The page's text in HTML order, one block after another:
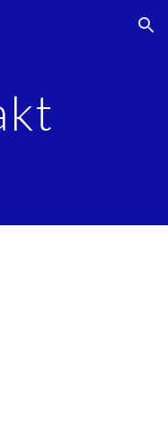
Skip to navigation